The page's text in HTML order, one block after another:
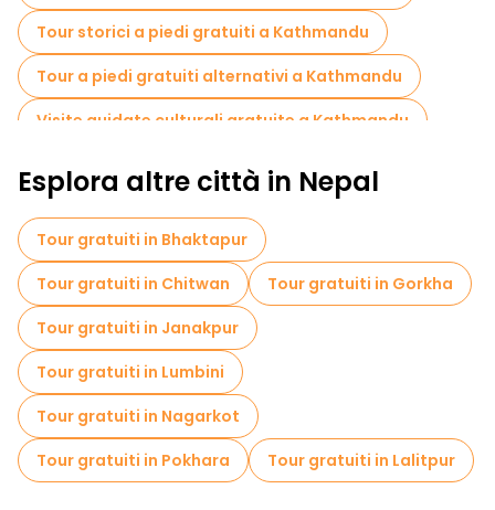
Tour storici a piedi gratuiti a Kathmandu
Tour a piedi gratuiti alternativi a Kathmandu
Visite guidate culturali gratuite a Kathmandu
Tour a piedi senza arte a Kathmandu
Attività sportive a Kathmandu
Visite al mercato in Kathmandu
Tour di degustazione locali in Kathmandu
Gite giornaliere gratuite a Kathmandu
Tour gastronomici a Kathmandu
Esplora altre città in Nepal
Tour gratuiti in Bhaktapur
Tour gratuiti in Chitwan
Tour gratuiti in Gorkha
Tour gratuiti in Janakpur
Tour gratuiti in Lumbini
Tour gratuiti in Nagarkot
Tour gratuiti in Pokhara
Tour gratuiti in Lalitpur